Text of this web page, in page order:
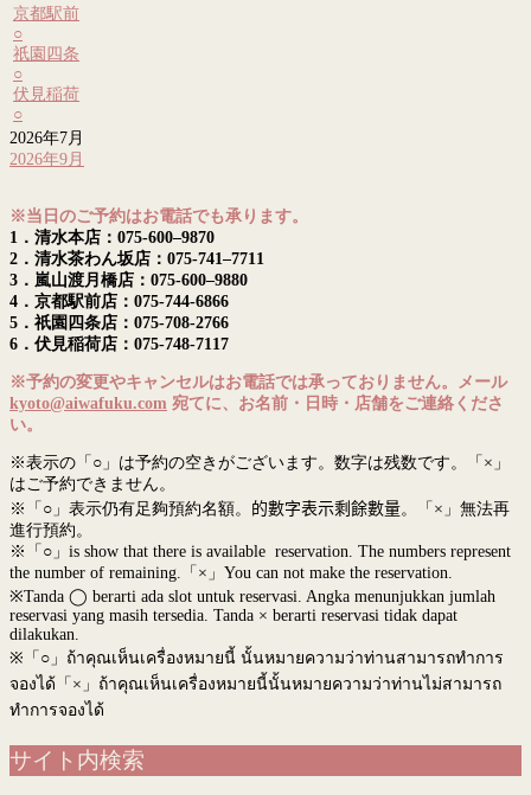
京都駅前
○
祇園四条
○
伏見稲荷
○
2026年7月
2026年9月
※当日のご予約はお電話でも承ります。
1．清水本店：075-600–9870
2．清水茶わん坂店：075-741–7711
3．嵐山渡月橋店：075-600–9880
4．京都駅前店：075-744-6866
5．祇園四条店：075-708-2766
6．伏見稲荷店：075-748-7117
※予約の変更やキャンセルはお電話では承っておりません。メール
kyoto@aiwafuku.com 宛てに、お名前・日時・店舗をご連絡くださ
い。
※表示の「○」は予約の空きがございます。数字は残数です。「×」
はご予約できません。
※「○」表示仍有足夠預約名額。 的數字表示剩餘數量。「×」無法再
進行預約。
※「○」is show that there is available reservation. The numbers represent
the number of remaining.「×」You can not make the reservation.
※Tanda ◯ berarti ada slot untuk reservasi. Angka menunjukkan jumlah
reservasi yang masih tersedia. Tanda × berarti reservasi tidak dapat
dilakukan.
※ 「○」ถ้าคุณเห็นเครื่องหมายนี้ นั้นหมายความว่าท่านสามารถทำการ
จองได้「×」ถ้าคุณเห็นเครื่องหมายนี้นั้นหมายความว่าท่านไม่สามารถ
ทำการจองได้
サイト内検索